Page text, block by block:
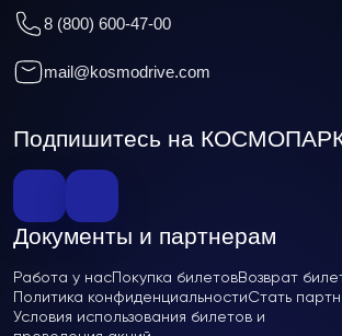
8 (800) 600-47-00
mail@kosmodrive.com
Документы и партнерам
Работа у насПокупка билетовВозврат
Политика конфиденциальностиСтать
Условия использования билетов и
Подпишитесь на